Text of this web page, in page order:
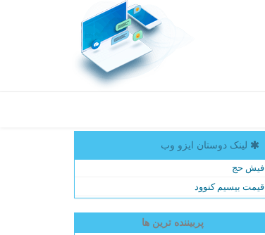
لینک دوستان ایزو وب
فیش حج
قیمت بیسیم کنوود
پربیننده ترین ها